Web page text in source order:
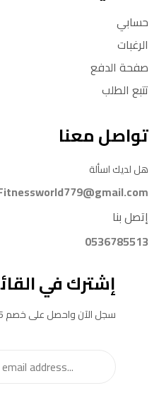
حسابي
الرغبات
صفحة الدفع
تتبع الطلب
تواصل معنا
هل لديك اسألة
إتصل بنا
0536785513
إشترك في
سجل الآن واحصل على خصم 5٪ على أي منتج من منتجات عالم الرشاقة